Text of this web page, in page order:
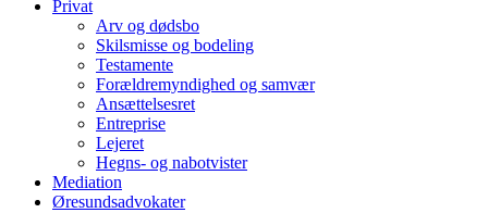
Privat
Arv og dødsbo
Skilsmisse og bodeling
Testamente
Forældremyndighed og samvær
Ansættelsesret
Entreprise
Lejeret
Hegns- og nabotvister
Mediation
Øresundsadvokater